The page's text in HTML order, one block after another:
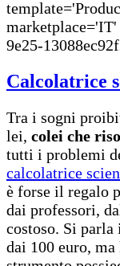
9e25-
Calcolatrice
Tra i sogni
lei, colei che
tutti i problemi
calcolatrice
è forse il regalo
dai professori,
costoso. Si
dai 100 euro,